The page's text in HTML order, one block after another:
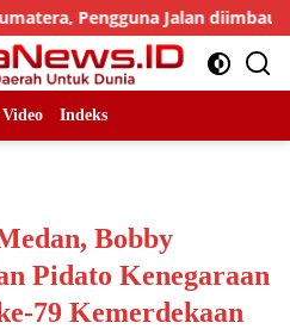
Jalan diimbau Untuk
Indeks
Bobby
Pidato Kenegaraan
79 Kemerdekaan